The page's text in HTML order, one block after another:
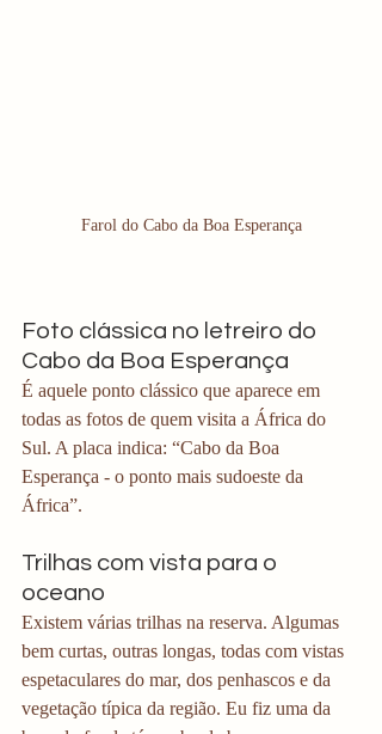
Farol do Cabo da Boa Esperança
Foto clássica no letreiro do
Cabo da Boa Esperança
É aquele ponto clássico que aparece em
todas as fotos de quem visita a África do
Sul. A placa indica: “Cabo da Boa
Esperança - o ponto mais sudoeste da
África”.
Trilhas com vista para o
oceano
Existem várias trilhas na reserva. Algumas
bem curtas, outras longas, todas com vistas
espetaculares do mar, dos penhascos e da
vegetação típica da região. Eu fiz uma da